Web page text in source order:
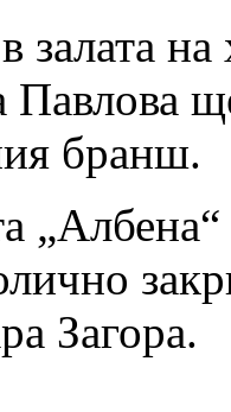
залата
Павлова
бранш.
Загора.